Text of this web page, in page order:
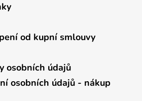
od kupní smlouvy
osobních údajů
osobních údajů - nákup